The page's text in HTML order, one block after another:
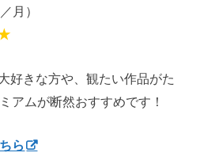
月）
好きな方や、観たい作品がた
アムが断然おすすめです！
ら